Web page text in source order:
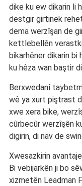
dike ku ew dikarin li
destgir girtinek
dema werzîşan de
kettlebellên
bikarhêner dikarin bi
ku hêza wan baştir
Berxwedanî
wê ya xurt piştrast
xwe xera bike,
cûrbecûr werzîşên
digirin, di nav de
Xwesazkirin
Bi vebijarkên ji bo
xizmetên Leadman